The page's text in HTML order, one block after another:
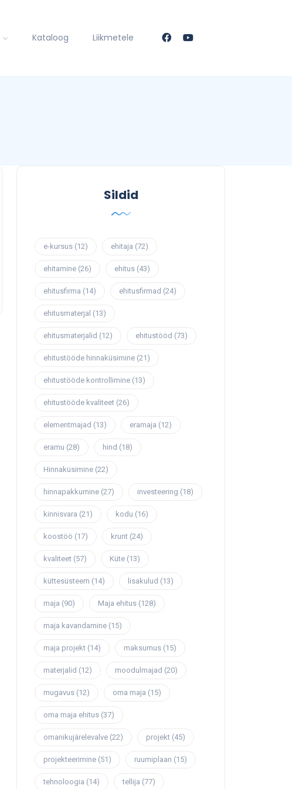
Kataloog Liikmetele
Sildid
e-kursus (12) ehitaja (72)
ehitamine (26) ehitus (43)
ehitusfirma (14) ehitusfirmad (24)
ehitusmaterjal (13)
ehitusmaterjalid (12) ehitustööd (73)
ehitustööde hinnaküsimine (21)
ehitustööde kontrollimine (13)
ehitustööde kvaliteet (26)
elementmajad (13) eramaja (12)
eramu (28) hind (18)
Hinnaküsimine (22)
hinnapakkumine (27) investeering (18)
kinnisvara (21) kodu (16)
koostöö (17) krunt (24)
kvaliteet (57) Küte (13)
küttesüsteem (14) lisakulud (13)
maja (90) Maja ehitus (128)
maja kavandamine (15)
maja projekt (14) maksumus (15)
materjalid (12) moodulmajad (20)
mugavus (12) oma maja (15)
oma maja ehitus (37)
omanikujärelevalve (22) projekt (45)
projekteerimine (51) ruumiplaan (15)
tehnoloogia (14) tellija (77)